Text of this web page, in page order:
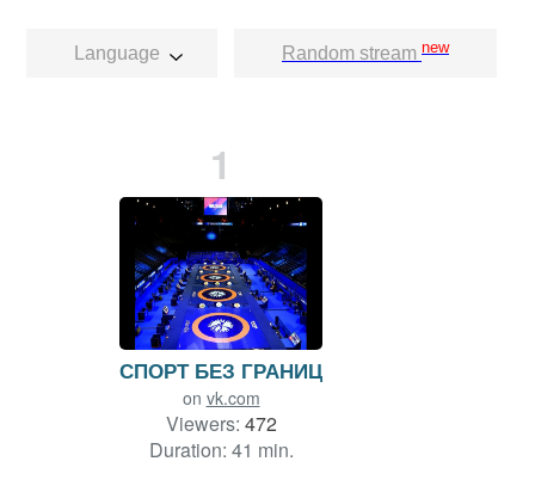
Language Random stream new
1
СПОРТ БЕЗ ГРАНИЦ
on vk.com
Viewers: 472
Duration: 41 min.